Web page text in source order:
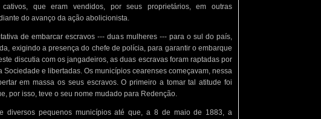
que eram vendidos, por seus proprietários, em outras
do avanço da ação abolicionista.
de embarcar escravos --- duas mulheres --- para o sul do país,
exigindo a presença do chefe de polícia, para garantir o embarque
discutia com os jangadeiros, as duas escravas foram raptadas por
Sociedade e libertadas. Os municípios cearenses começavam, nessa
em massa os seus escravos. O primeiro a tomar tal atitude foi
por isso, teve o seu nome mudado para Redenção.
diversos pequenos municípios até que, a 8 de maio de 1883, a